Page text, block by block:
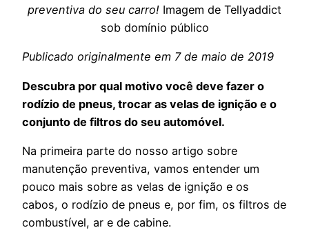
preventiva do seu carro! Imagem de Tellyaddict
sob domínio público
Publicado originalmente em 7 de maio de 2019
Descubra por qual motivo você deve fazer o
rodízio de pneus, trocar as velas de ignição e o
conjunto de filtros do seu automóvel.
Na primeira parte do nosso artigo sobre
manutenção preventiva, vamos entender um
pouco mais sobre as velas de ignição e os
cabos, o rodízio de pneus e, por fim, os filtros de
combustível, ar e de cabine.